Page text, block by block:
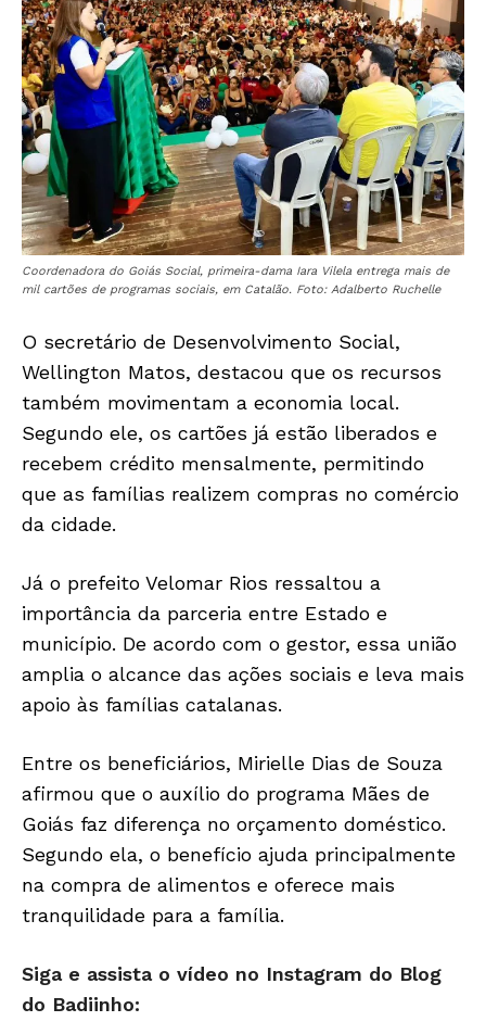
Coordenadora do Goiás Social, primeira-dama Iara Vilela entrega mais de
mil cartões de programas sociais, em Catalão. Foto: Adalberto Ruchelle
O secretário de Desenvolvimento Social,
Wellington Matos, destacou que os recursos
também movimentam a economia local.
Segundo ele, os cartões já estão liberados e
recebem crédito mensalmente, permitindo
que as famílias realizem compras no comércio
da cidade.
Já o prefeito Velomar Rios ressaltou a
importância da parceria entre Estado e
município. De acordo com o gestor, essa união
amplia o alcance das ações sociais e leva mais
apoio às famílias catalanas.
Entre os beneficiários, Mirielle Dias de Souza
afirmou que o auxílio do programa Mães de
Goiás faz diferença no orçamento doméstico.
Segundo ela, o benefício ajuda principalmente
na compra de alimentos e oferece mais
tranquilidade para a família.
Siga e assista o vídeo no Instagram do Blog
do Badiinho: